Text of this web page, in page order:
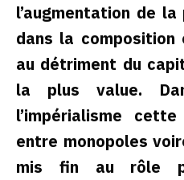
l’augmentation de
dans la
au détriment du
la plus value.
l’impérialisme
entre monopoles
mis fin au rôle